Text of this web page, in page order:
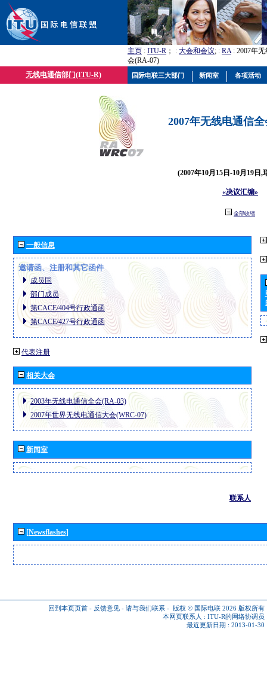
主页 : ITU-R ； : 大会和会议; : RA: 2007年
会(RA-07)
无线电通信部门(ITU-R)
2007年无线电通信
(2007年10月15日-10月19日,
«决议汇编»
全部收缩
一般信息
邀请函、注册和其它函件
成员国
部门成员
第CACE/404号行政通函
第CACE/427号行政通函
代表注册
相关大会
2003年无线电通信全会(RA-03)
2007年世界无线电通信大会(WRC-07)
新闻室
联系人
[Newsflashes]
回到本页页首 - 反馈意见 - 请与我们联系 - 版权 © 国际电联 2026 版权所有
本网页联系人 : ITU-R的网络协调员
最近更新日期 : 2013-01-30
国际电联三大部门 新闻室 各项活动